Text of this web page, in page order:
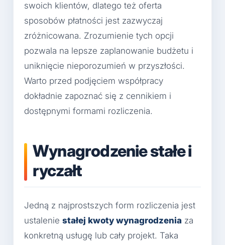
swoich klientów, dlatego też oferta
sposobów płatności jest zazwyczaj
zróżnicowana. Zrozumienie tych opcji
pozwala na lepsze zaplanowanie budżetu i
uniknięcie nieporozumień w przyszłości.
Warto przed podjęciem współpracy
dokładnie zapoznać się z cennikiem i
dostępnymi formami rozliczenia.
Wynagrodzenie stałe i
ryczałt
Jedną z najprostszych form rozliczenia jest
ustalenie stałej kwoty wynagrodzenia za
konkretną usługę lub cały projekt. Taka